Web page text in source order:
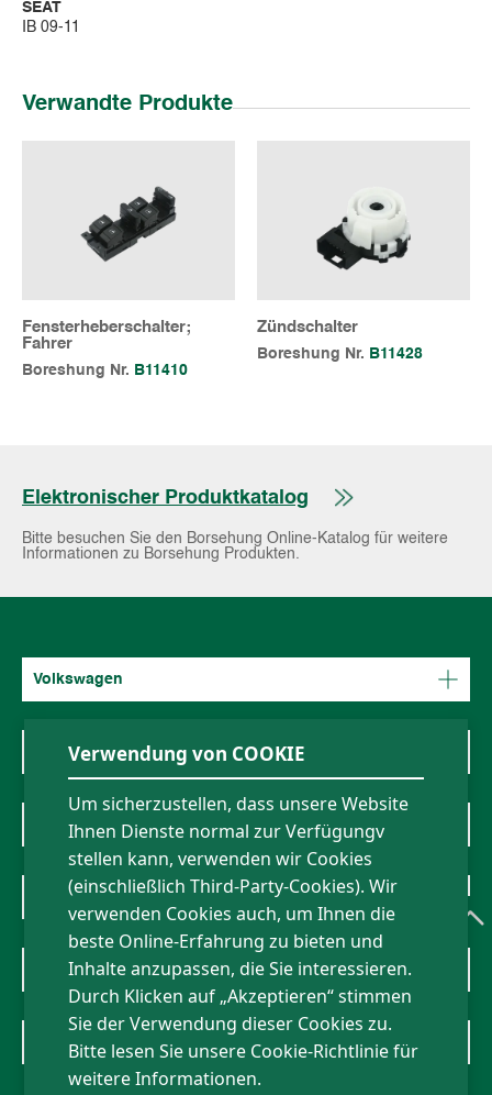
SEAT
IB 09-11
Verwandte Produkte
Fensterheberschalter;
Fahrer
Boreshung Nr. B11410
Zündschalter
Boreshung Nr. B11428
Elektronischer Produktkatalog
Bitte besuchen Sie den Borsehung Online-Katalog für weitere
Informationen zu Borsehung Produkten.
Volkswagen
Mercedes-Benz
BMW
Über uns
Nachrichten
Verwendung von COOKIE
Um sicherzustellen, dass unsere Website
Ihnen Dienste normal zur Verfügungv
stellen kann, verwenden wir Cookies
(einschließlich Third-Party-Cookies). Wir
verwenden Cookies auch, um Ihnen die
beste Online-Erfahrung zu bieten und
Inhalte anzupassen, die Sie interessieren.
Durch Klicken auf „Akzeptieren“ stimmen
Sie der Verwendung dieser Cookies zu.
Bitte lesen Sie unsere Cookie-Richtlinie für
weitere Informationen.